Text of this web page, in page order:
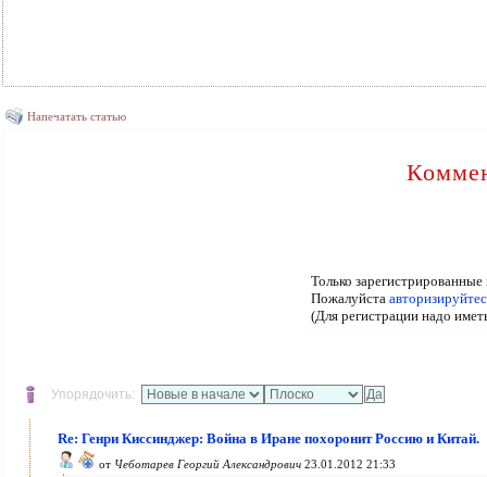
Напечатать статью
Только
Пожалуйста
(Для регистрации надо
Упорядочить:
Re: Генри Киссинджер: Война в Иране похоронит Россию и Китай.
от Чеботарев Георгий Александрович 23.01.2012 21:33